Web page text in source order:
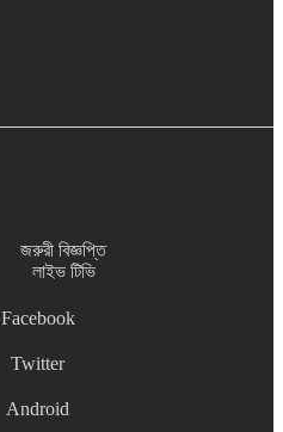
জরুরী বিজ্ঞপ্তি
লাইভ টিভি
Facebook
Twitter
Android